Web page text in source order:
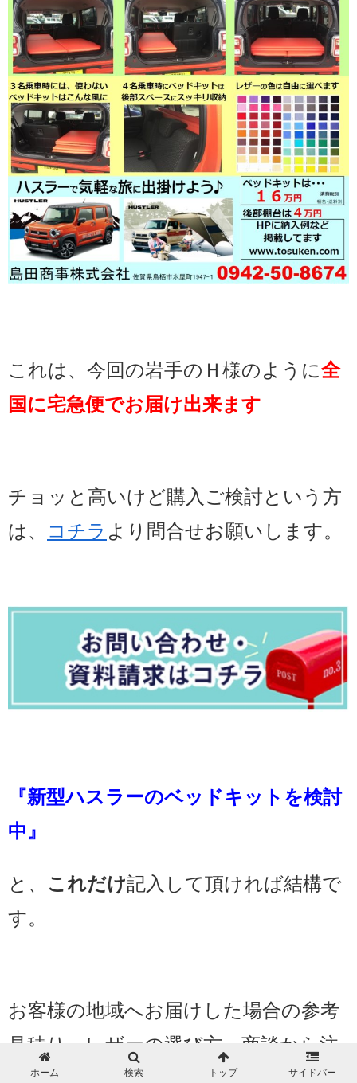
これは、今回の岩手のＨ様のように全
国に宅急便でお届け出来ます
チョッと高いけど購入ご検討という 方
は、
コチラ より問合せお願いします。
『新型ハスラーのベッドキットを検討
中』
と、 これだけ記入して頂ければ結構で
す。
お客様の地域へお届けした場合の参考
見積り、レザーの選び方、商談から注
文、発送お届けまでの流れなど説明し
ホーム 検索 トップ サイドバー